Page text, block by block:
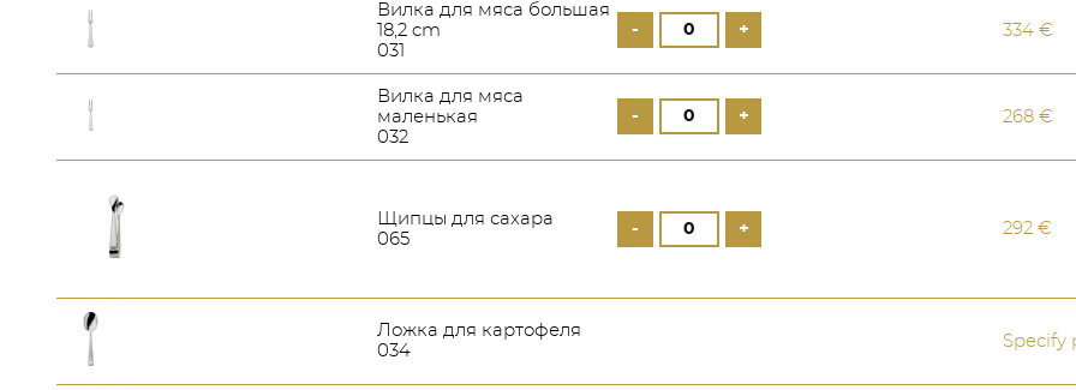
Вилка для мяса большая
18,2 cm
031
- + 334 €
Вилка для мяса
маленькая
032
- + 268 €
Щипцы для сахара
065
- + 292 €
Ложка для картофеля
034
Specify